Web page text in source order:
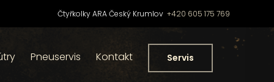
Čtyřkolky ARA Český Krumlov+420 605 175 769
Pneuservis Kontakt Servis